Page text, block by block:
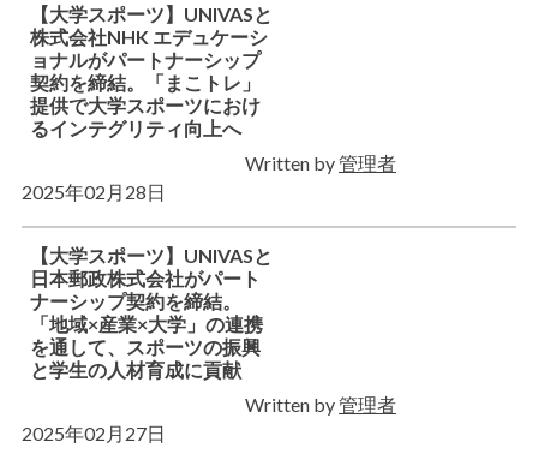
【大学スポーツ】UNIVASと
株式会社NHK エデュケーシ
ョナルがパートナーシップ
契約を締結。「まこトレ」
提供で大学スポーツにおけ
るインテグリティ向上へ
Written by管理者
2025年02月28日
【大学スポーツ】UNIVASと
日本郵政株式会社がパート
ナーシップ契約を締結。
「地域×産業×大学」の連携
を通して、スポーツの振興
と学生の人材育成に貢献
Written by管理者
2025年02月27日